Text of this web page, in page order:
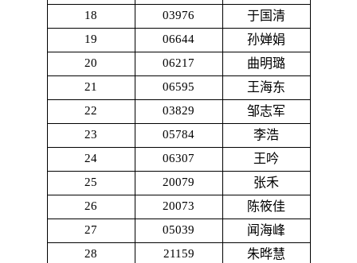
18 03976 于国清
19 06644 孙婵娟
20 06217 曲明璐
21 06595 王海东
22 03829 邹志军
23 05784 李浩
24 06307 王吟
25 20079 张禾
26 20073 陈筱佳
27 05039 闻海峰
28 21159 朱晔慧